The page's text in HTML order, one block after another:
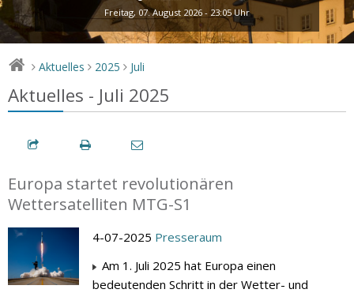
Freitag, 07. August 2026 - 23:05 Uhr
> Aktuelles > 2025 > Juli
Aktuelles - Juli 2025
Europa startet revolutionären
Wettersatelliten MTG-S1
4-07-2025 Presseraum
Am 1. Juli 2025 hat Europa einen
bedeutenden Schritt in der Wetter- und